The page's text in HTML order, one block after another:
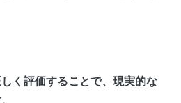
く評価することで、現実的な